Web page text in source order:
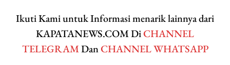
Ikuti Kami untuk Informasi menarik lainnya dari
KAPATANEWS.COM DiCHANNEL
TELEGRAMDanCHANNEL WHATSAPP